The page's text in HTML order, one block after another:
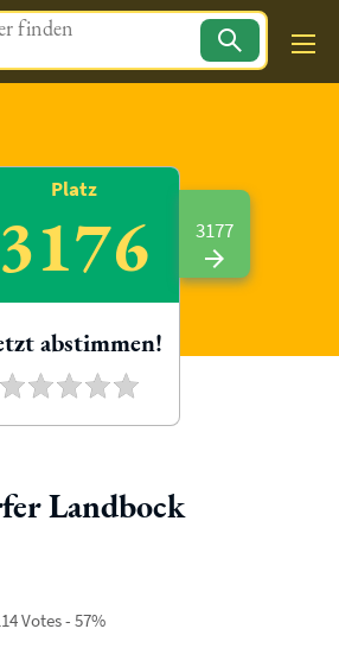
Magazin
Landbock
Votes - 57%
Platz
3176
abstimmen!
3177